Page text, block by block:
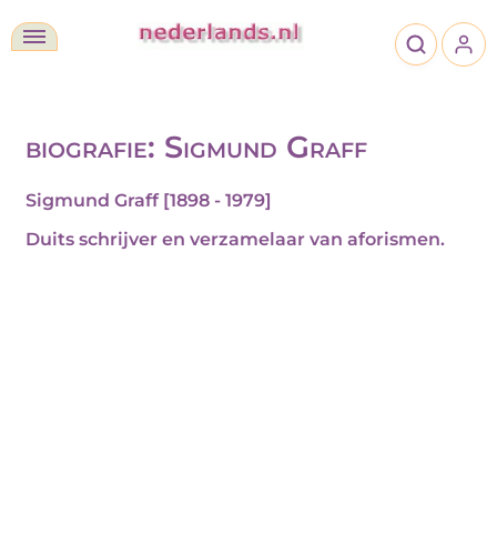
biografie: Sigmund Graff
Sigmund Graff [1898 - 1979]
Duits schrijver en verzamelaar van aforismen.